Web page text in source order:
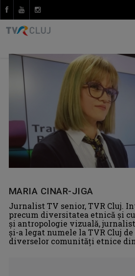
MARIA CINAR-JIGA
Jurnalist TV senior, TVR Cluj.
precum diversitatea etnică şi
şi antropologie vizuală,
şi-a legat numele la TVR Cluj
diverselor comunităţi etnice